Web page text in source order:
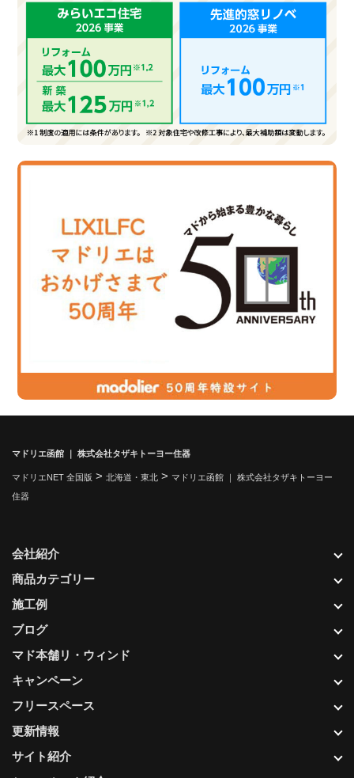
マドリエ函館 ｜ 株式会社タザキトーヨー住器
マドリエNET 全国版 > 北海道・東北 > マドリエ函館 ｜ 株式会社タザキトーヨー
住器
更新情報
サイト紹介
会社紹介
商品カテゴリー
施工例
ブログ
マド本舗リ・ウィンド
キャンペーン
フリースペース